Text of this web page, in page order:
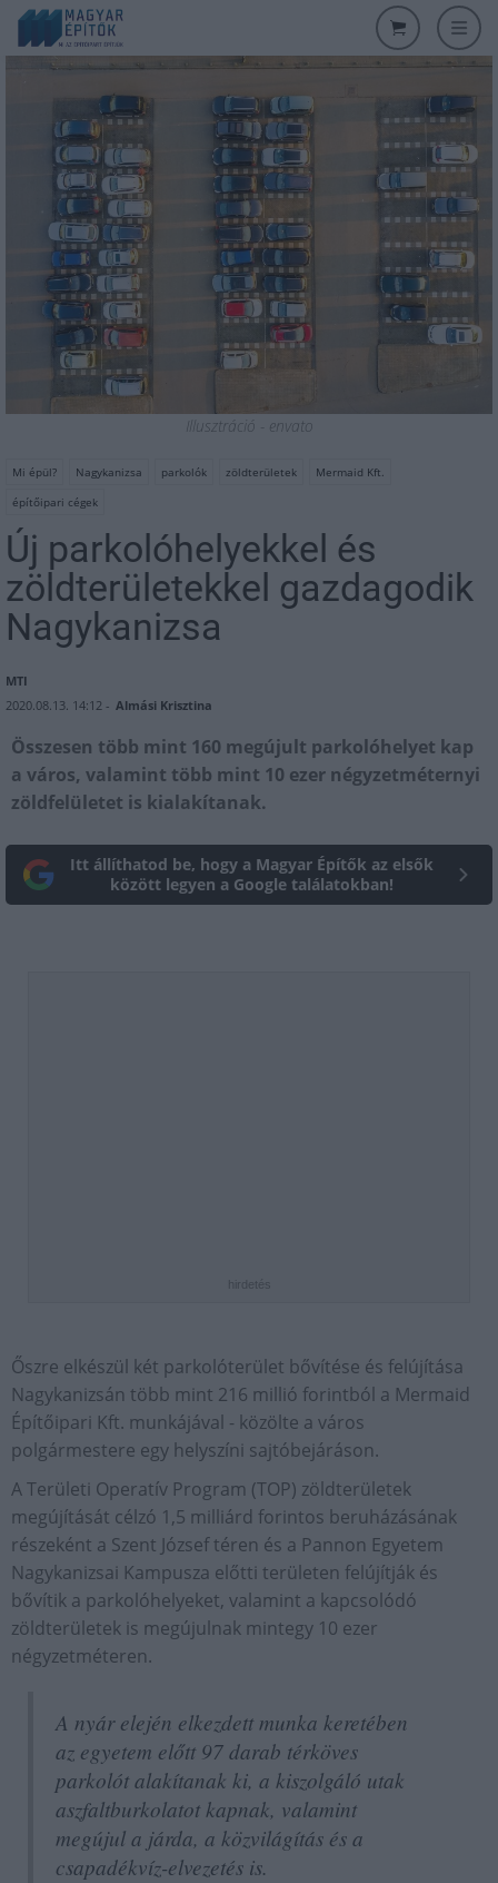
Illusztráció - envato
Mi épül? Nagykanizsa parkolók zöldterületek
Mermaid Kft.
építőipari cégek
Új parkolóhelyekkel és
zöldterületekkel gazdagodik
Nagykanizsa
MTI
2020.08.13. 14:12 - Almási Krisztina
Összesen több mint 160 megújult parkolóhelyet kap
a város, valamint több mint 10 ezer négyzetméternyi
zöldfelületet is kialakítanak.
Itt állíthatod be, hogy a Magyar Építők az elsők
között legyen a Google találatokban!
hirdetés
Őszre elkészül két parkolóterület bővítése és felújítása
Nagykanizsán több mint 216 millió forintból a Mermaid
Építőipari Kft. munkájával - közölte a város
polgármestere egy helyszíni sajtóbejáráson.
A Területi Operatív Program (TOP) zöldterületek
megújítását célzó 1,5 milliárd forintos beruházásának
részeként a Szent József téren és a Pannon Egyetem
Nagykanizsai Kampusza előtti területen felújítják és
bővítik a parkolóhelyeket, valamint a kapcsolódó
zöldterületek is megújulnak mintegy 10 ezer
négyzetméteren.
A nyár elején elkezdett munka keretében
az egyetem előtt 97 darab térköves
parkolót alakítanak ki, a kiszolgáló utak
aszfaltburkolatot kapnak, valamint
megújul a járda, a közvilágítás és a
csapadékvíz-elvezetés is.